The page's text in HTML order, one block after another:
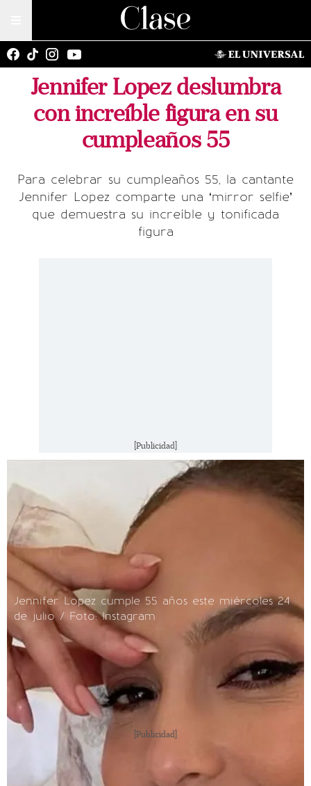
Jennifer Lopez deslumbra
con increíble figura en su
cumpleaños 55
Para celebrar su cumpleaños 55, la cantante
Jennifer Lopez comparte una ‘mirror selfie’
que demuestra su increíble y tonificada
figura
[Publicidad]
Jennifer Lopez cumple 55 años este miércoles 24
de julio / Foto: Instagram
[Publicidad]